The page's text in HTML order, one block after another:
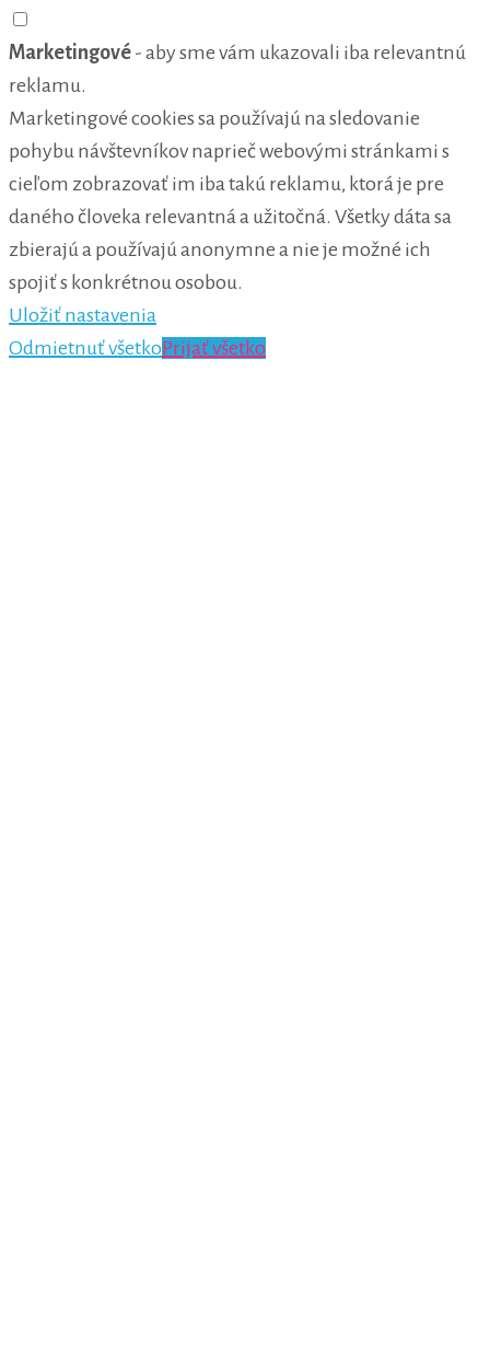
Marketingové - aby sme vám ukazovali iba relevantnú
reklamu.
Marketingové cookies sa používajú na sledovanie
pohybu návštevníkov naprieč webovými stránkami s
cieľom zobrazovať im iba takú reklamu, ktorá je pre
daného človeka relevantná a užitočná. Všetky dáta sa
zbierajú a používajú anonymne a nie je možné ich
spojiť s konkrétnou osobou.
Uložiť nastavenia
Odmietnuť všetkoPrijať všetko